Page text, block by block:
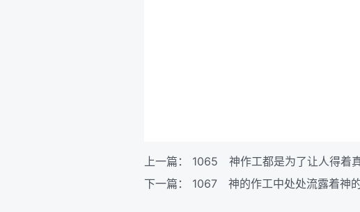
上一篇： 1065 神作工都是为了让人得着
下一篇： 1067 神的作工中处处流露着神